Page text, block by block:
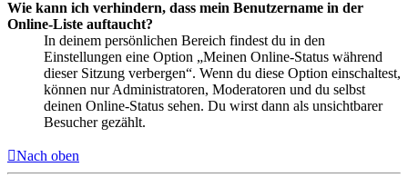
Wie kann ich verhindern, dass mein Benutzername in der
Online-Liste auftaucht?
In deinem persönlichen Bereich findest du in den
Einstellungen eine Option „Meinen Online-Status während
dieser Sitzung verbergen“. Wenn du diese Option einschaltest,
können nur Administratoren, Moderatoren und du selbst
deinen Online-Status sehen. Du wirst dann als unsichtbarer
Besucher gezählt.
Nach oben